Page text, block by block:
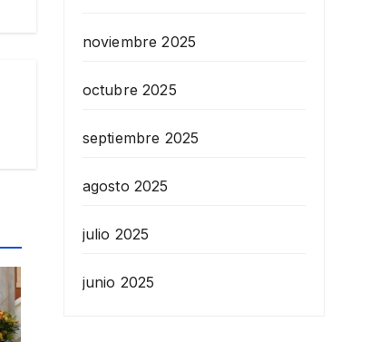
noviembre 2025
octubre 2025
septiembre 2025
agosto 2025
julio 2025
junio 2025